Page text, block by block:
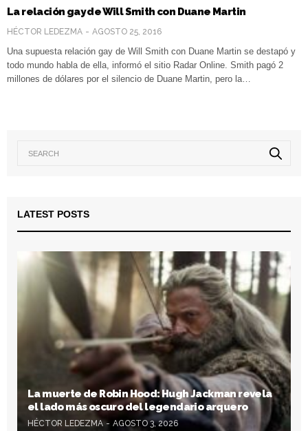
La relación gay de Will Smith con Duane Martin
HÉCTOR LEDEZMA AGOSTO 25, 2016
Una supuesta relación gay de Will Smith con Duane Martin se destapó y
todo mundo habla de ella, informó el sitio Radar Online. Smith pagó 2
millones de dólares por el silencio de Duane Martin, pero la…
LATEST POSTS
La muerte de Robin Hood: Hugh Jackman revela
el lado más oscuro del legendario arquero
HÉCTOR LEDEZMA AGOSTO 3, 2026